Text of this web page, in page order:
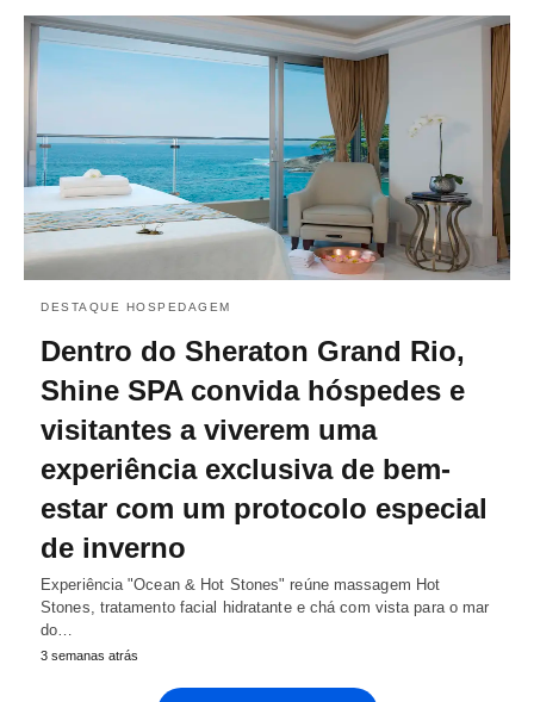
DESTAQUE HOSPEDAGEM
Dentro do Sheraton Grand Rio,
Shine SPA convida hóspedes e
visitantes a viverem uma
experiência exclusiva de bem-
estar com um protocolo especial
de inverno
Experiência "Ocean & Hot Stones" reúne massagem Hot
Stones, tratamento facial hidratante e chá com vista para o mar
do…
3 semanas atrás